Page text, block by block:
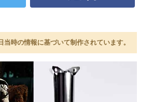
当時の情報に基づいて制作されています。